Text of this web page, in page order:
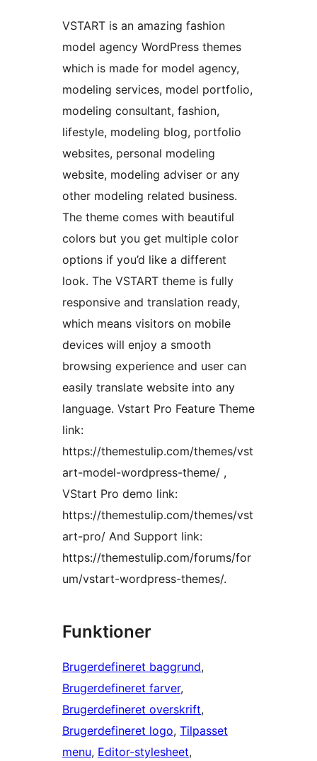
VSTART is an amazing fashion
model agency WordPress themes
which is made for model agency,
modeling services, model portfolio,
modeling consultant, fashion,
lifestyle, modeling blog, portfolio
websites, personal modeling
website, modeling adviser or any
other modeling related business.
The theme comes with beautiful
colors but you get multiple color
options if you’d like a different
look. The VSTART theme is fully
responsive and translation ready,
which means visitors on mobile
devices will enjoy a smooth
browsing experience and user can
easily translate website into any
language. Vstart Pro Feature Theme
link:
https://themestulip.com/themes/vst
art-model-wordpress-theme/ ,
VStart Pro demo link:
https://themestulip.com/themes/vst
art-pro/ And Support link:
https://themestulip.com/forums/for
um/vstart-wordpress-themes/.
Funktioner
Brugerdefineret baggrund
Brugerdefineret farver
Brugerdefineret overskrift
Brugerdefineret logo, Tilpasset
menu, Editor-stylesheet